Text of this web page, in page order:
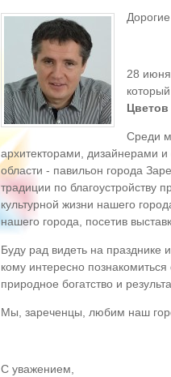
28 июня
Цветов
Среди
архитекторами, дизайнерами
области - павильон города
традиции по благоустройству
культурной жизни нашего
нашего города, посетив
Буду рад видеть на празднике
кому интересно
природное богатство и
Мы, зареченцы, любим наш
С уважением,